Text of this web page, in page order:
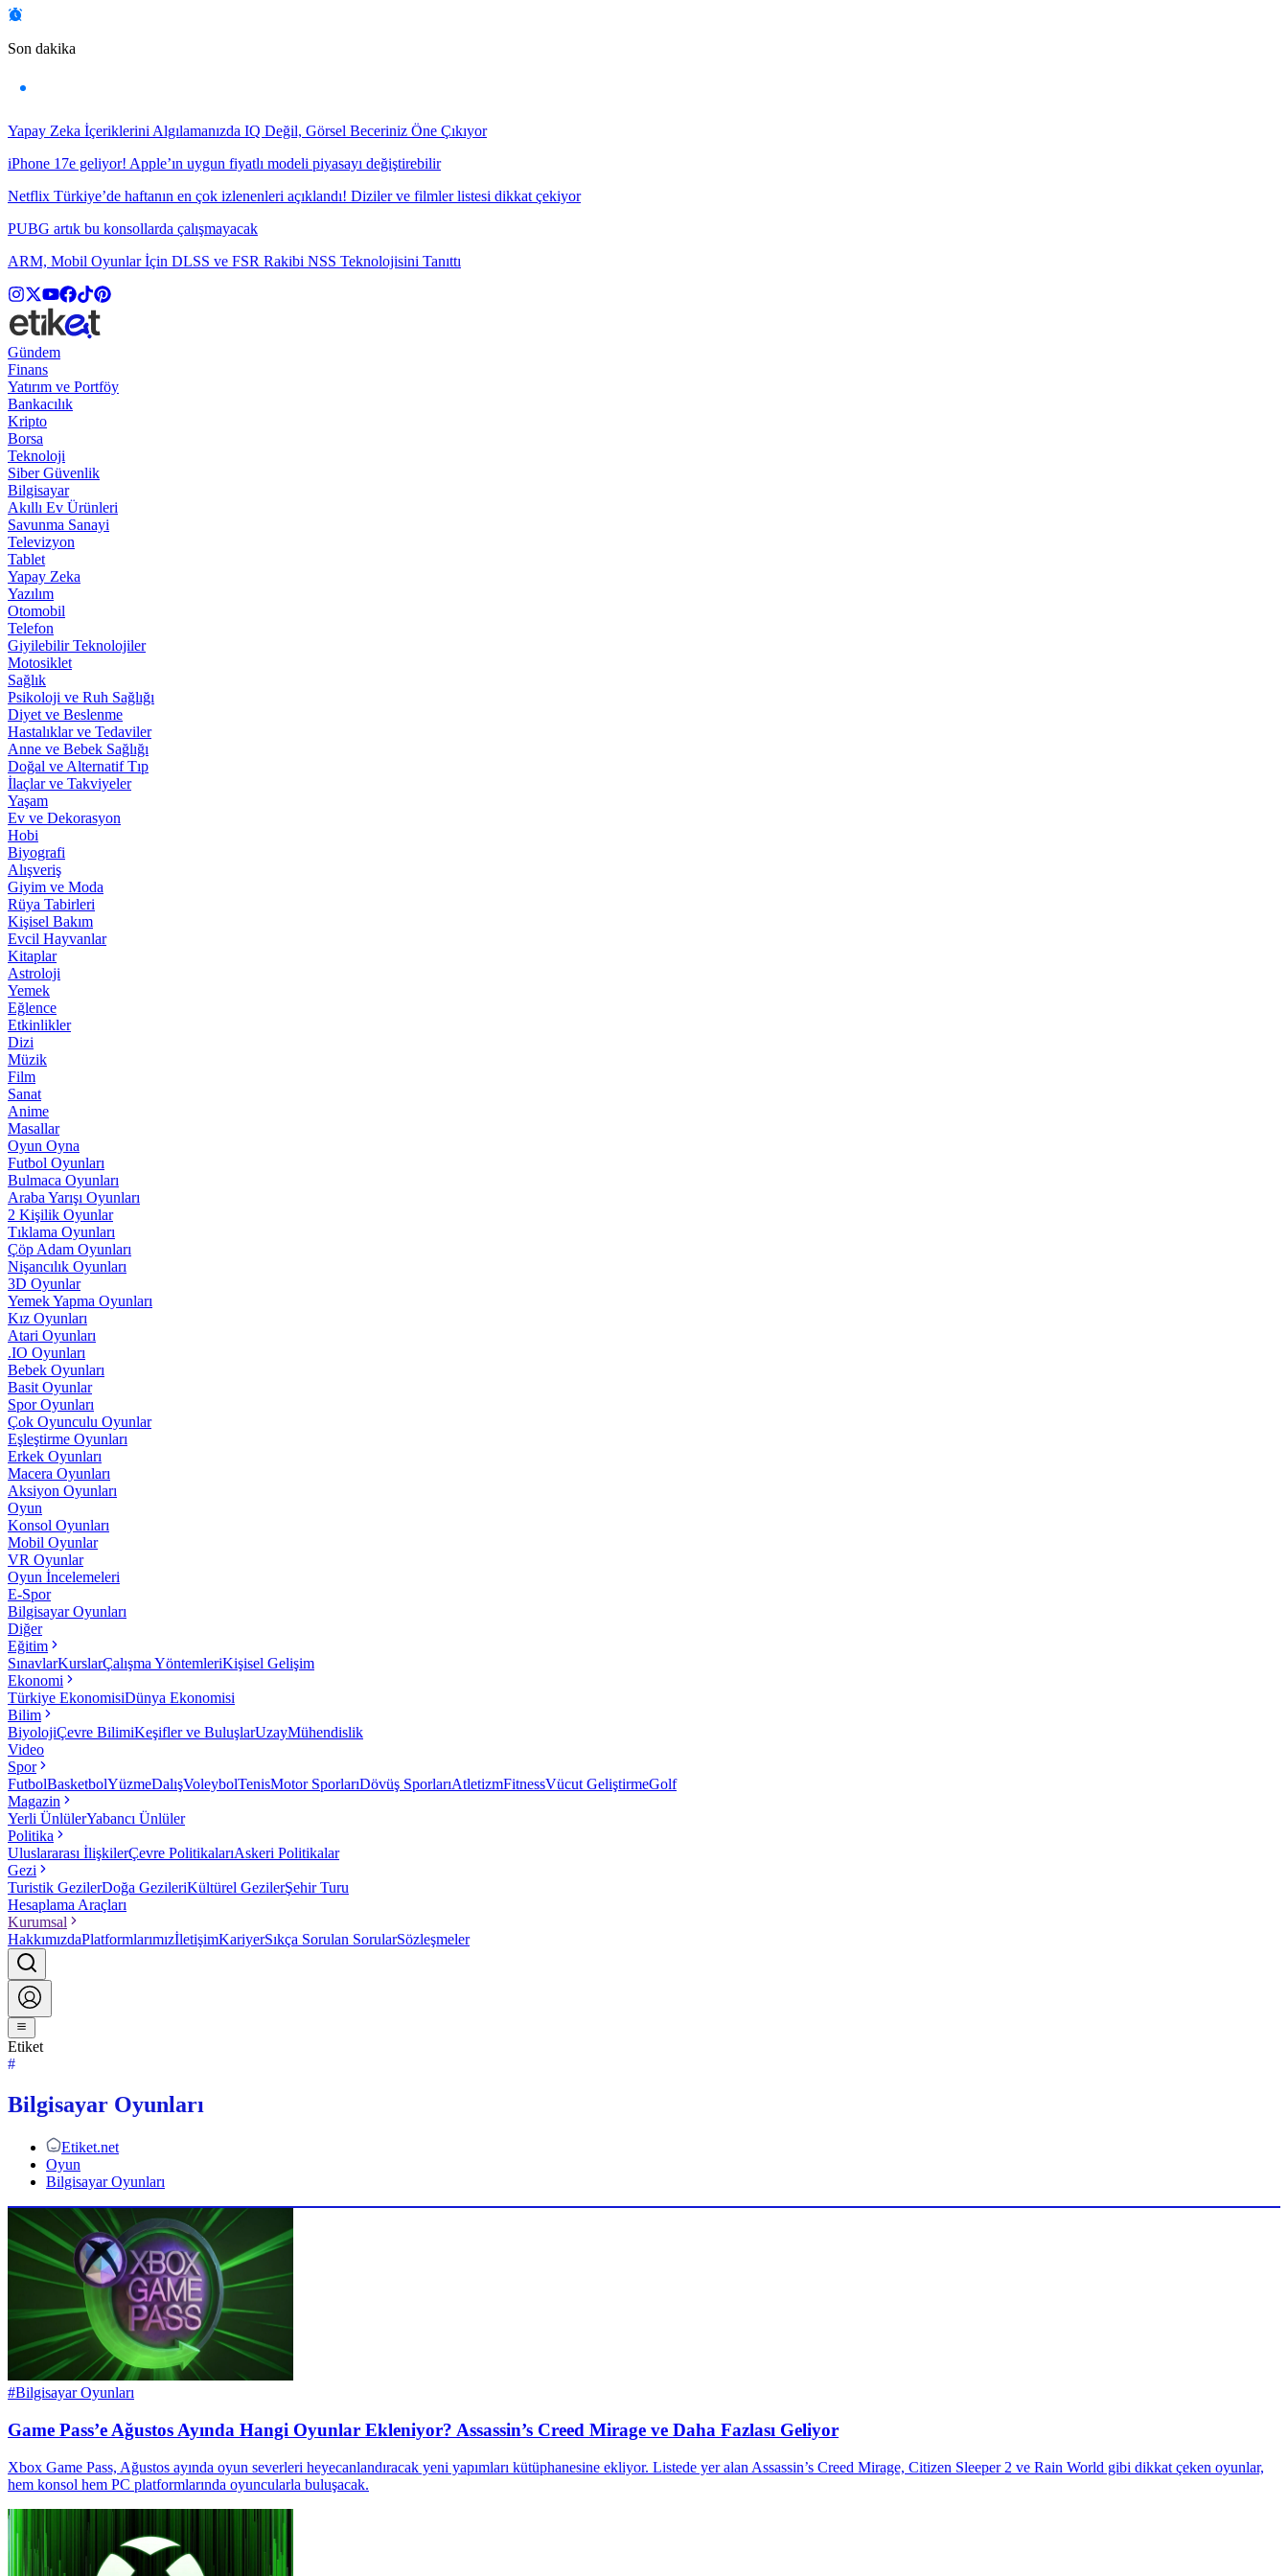
Son dakika
Yapay Zeka İçeriklerini Algılamanızda IQ Değil, Görsel Beceriniz Öne Çıkıyor
iPhone 17e geliyor! Apple’ın uygun fiyatlı modeli piyasayı değiştirebilir
Netflix Türkiye’de haftanın en çok izlenenleri açıklandı! Diziler ve filmler listesi dikkat çekiyor
PUBG artık bu konsollarda çalışmayacak
ARM, Mobil Oyunlar İçin DLSS ve FSR Rakibi NSS Teknolojisini Tanıttı
Gündem
Finans
Yatırım ve Portföy
Bankacılık
Kripto
Borsa
Teknoloji
Siber Güvenlik
Bilgisayar
Akıllı Ev Ürünleri
Savunma Sanayi
Televizyon
Tablet
Yapay Zeka
Yazılım
Otomobil
Telefon
Giyilebilir Teknolojiler
Motosiklet
Sağlık
Psikoloji ve Ruh Sağlığı
Diyet ve Beslenme
Hastalıklar ve Tedaviler
Anne ve Bebek Sağlığı
Doğal ve Alternatif Tıp
İlaçlar ve Takviyeler
Yaşam
Ev ve Dekorasyon
Hobi
Biyografi
Alışveriş
Giyim ve Moda
Rüya Tabirleri
Kişisel Bakım
Evcil Hayvanlar
Kitaplar
Astroloji
Yemek
Eğlence
Etkinlikler
Dizi
Müzik
Film
Sanat
Anime
Masallar
Oyun Oyna
Futbol Oyunları
Bulmaca Oyunları
Araba Yarışı Oyunları
2 Kişilik Oyunlar
Tıklama Oyunları
Çöp Adam Oyunları
Nişancılık Oyunları
3D Oyunlar
Yemek Yapma Oyunları
Kız Oyunları
Atari Oyunları
.IO Oyunları
Bebek Oyunları
Basit Oyunlar
Spor Oyunları
Çok Oyunculu Oyunlar
Eşleştirme Oyunları
Erkek Oyunları
Macera Oyunları
Aksiyon Oyunları
Oyun
Konsol Oyunları
Mobil Oyunlar
VR Oyunlar
Oyun İncelemeleri
E-Spor
Bilgisayar Oyunları
Diğer
Eğitim
SınavlarKurslarÇalışma YöntemleriKişisel Gelişim
Ekonomi
Türkiye EkonomisiDünya Ekonomisi
Bilim
BiyolojiÇevre BilimiKeşifler ve BuluşlarUzayMühendislik
Video
Spor
FutbolBasketbolYüzmeDalışVoleybolTenisMotor SporlarıDövüş SporlarıAtletizmFitnessVücut GeliştirmeGolf
Magazin
Yerli ÜnlülerYabancı Ünlüler
Politika
Uluslararası İlişkilerÇevre PolitikalarıAskeri Politikalar
Gezi
Turistik GezilerDoğa GezileriKültürel GezilerŞehir Turu
Hesaplama Araçları
Kurumsal
HakkımızdaPlatformlarımızİletişimKariyerSıkça Sorulan SorularSözleşmeler
Etiket
#
Bilgisayar Oyunları
Etiket.net
Oyun
Bilgisayar Oyunları
#Bilgisayar Oyunları
Game Pass’e Ağustos Ayında Hangi Oyunlar Ekleniyor? Assassin’s Creed Mirage ve Daha Fazlası Geliyor
Xbox Game Pass, Ağustos ayında oyun severleri heyecanlandıracak yeni yapımları kütüphanesine ekliyor. Listede yer alan Assassin’s Creed Mirage, Citizen Sleeper 2 ve Rain World gibi dikkat çeken oyunlar,
hem konsol hem PC platformlarında oyuncularla buluşacak.